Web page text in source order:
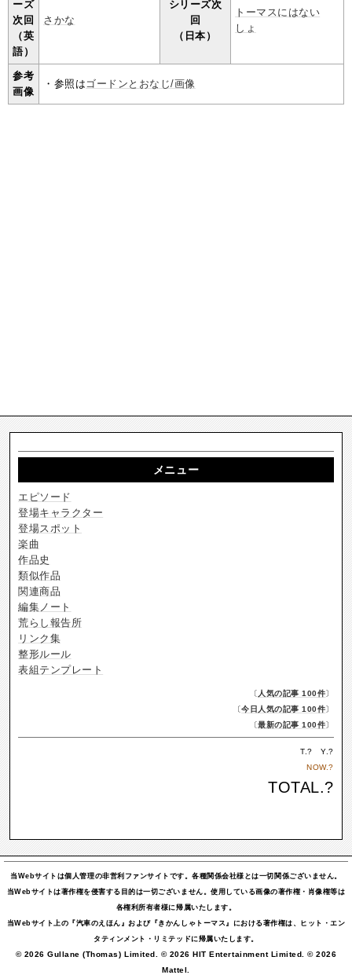
ーズ
次回
（英
語）
さかな
シリーズ次
回
（日本）
トーマスにはない
しょ
参考
画像
・参照は ゴードンとおなじ/画像
メニュー
エピソード
登場キャラクター
登場スポット
楽曲
作品史
類似作品
関連商品
編集ノート
荒らし報告所
リンク集
整形ルール
表組テンプレート
〔 人気の記事 100件〕
〔今日人気の記事 100件〕
〔最新の記事 100件〕
T.? Y.?
NOW.?
TOTAL.?
当Webサイトは個人管理の非営利ファンサイトです。各種関係会社様とは一切関係ございません。
当Webサイトは著作権を侵害する目的は一切ございません。使用している画像の著作権・肖像権等は
各権利所有者様に帰属いたします。
当Webサイト上の『汽車のえほん』および『きかんしゃトーマス』における著作権は、ヒット・エン
タティンメント・リミテッドに帰属いたします。
© 2026 Gullane (Thomas) Limited. © 2026 HIT Entertainment Limited. © 2026
Mattel.